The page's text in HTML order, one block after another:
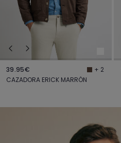
39.95€
+ 2
CAZADORA ERICK MARRÓN